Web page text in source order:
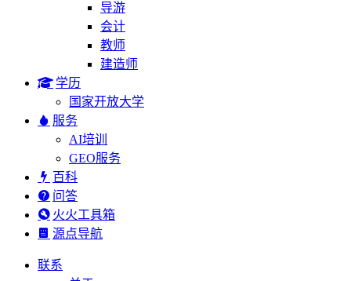
导游
会计
教师
建造师
学历
国家开放大学
服务
AI培训
GEO服务
百科
问答
火火工具箱
源点导航
联系